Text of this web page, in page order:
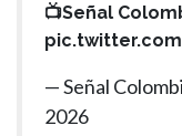
📺Señal
— Señal
2026